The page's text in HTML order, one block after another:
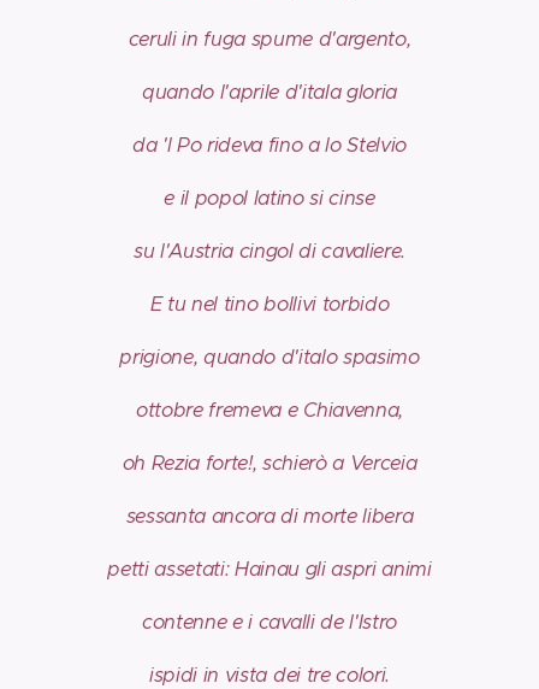
ceruli in fuga spume d'argento,
quando l'aprile d'itala gloria
da 'l Po rideva fino a lo Stelvio
e il popol latino si cinse
su l'Austria cingol di cavaliere.
E tu nel tino bollivi torbido
prigione, quando d'italo spasimo
ottobre fremeva e Chiavenna,
oh Rezia forte!, schierò a Verceia
sessanta ancora di morte libera
petti assetati: Hainau gli aspri animi
contenne e i cavalli de l'Istro
ispidi in vista dei tre colori.